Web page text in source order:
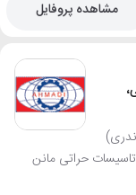
مشاهده پروفایل
تاسیسات حراتی مانن